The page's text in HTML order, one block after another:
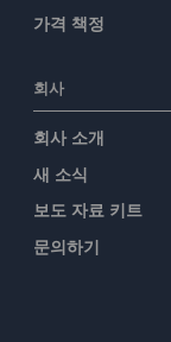
가격 책정
회사
회사 소개
새 소식
보도 자료 키트
문의하기